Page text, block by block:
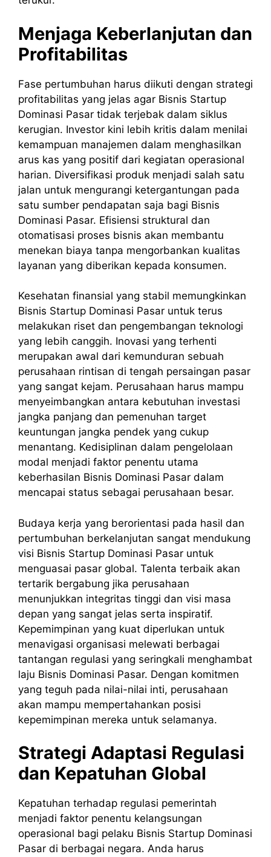
Menjaga Keberlanjutan dan
Profitabilitas
Fase pertumbuhan harus diikuti dengan strategi
profitabilitas yang jelas agar Bisnis Startup
Dominasi Pasar tidak terjebak dalam siklus
kerugian. Investor kini lebih kritis dalam menilai
kemampuan manajemen dalam menghasilkan
arus kas yang positif dari kegiatan operasional
harian. Diversifikasi produk menjadi salah satu
jalan untuk mengurangi ketergantungan pada
satu sumber pendapatan saja bagi Bisnis
Dominasi Pasar. Efisiensi struktural dan
otomatisasi proses bisnis akan membantu
menekan biaya tanpa mengorbankan kualitas
layanan yang diberikan kepada konsumen.
Kesehatan finansial yang stabil memungkinkan
Bisnis Startup Dominasi Pasar untuk terus
melakukan riset dan pengembangan teknologi
yang lebih canggih. Inovasi yang terhenti
merupakan awal dari kemunduran sebuah
perusahaan rintisan di tengah persaingan pasar
yang sangat kejam. Perusahaan harus mampu
menyeimbangkan antara kebutuhan investasi
jangka panjang dan pemenuhan target
keuntungan jangka pendek yang cukup
menantang. Kedisiplinan dalam pengelolaan
modal menjadi faktor penentu utama
keberhasilan Bisnis Dominasi Pasar dalam
mencapai status sebagai perusahaan besar.
Budaya kerja yang berorientasi pada hasil dan
pertumbuhan berkelanjutan sangat mendukung
visi Bisnis Startup Dominasi Pasar untuk
menguasai pasar global. Talenta terbaik akan
tertarik bergabung jika perusahaan
menunjukkan integritas tinggi dan visi masa
depan yang sangat jelas serta inspiratif.
Kepemimpinan yang kuat diperlukan untuk
menavigasi organisasi melewati berbagai
tantangan regulasi yang seringkali menghambat
laju Bisnis Dominasi Pasar. Dengan komitmen
yang teguh pada nilai-nilai inti, perusahaan
akan mampu mempertahankan posisi
kepemimpinan mereka untuk selamanya.
Strategi Adaptasi Regulasi
dan Kepatuhan Global
Kepatuhan terhadap regulasi pemerintah
menjadi faktor penentu kelangsungan
operasional bagi pelaku Bisnis Startup Dominasi
Pasar di berbagai negara. Anda harus